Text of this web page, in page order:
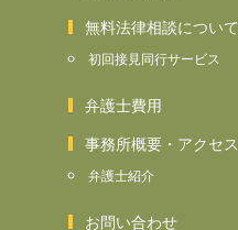
無料法律相談について
初回接見同行サービス
弁護士費用
事務所概要・アクセス
弁護士紹介
お問い合わせ